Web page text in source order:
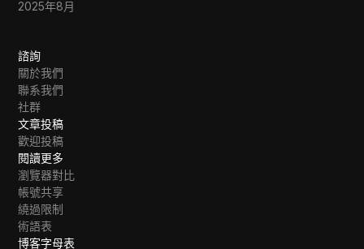
2025年8月
諮詢
關於我們
聯系我們
社群
文章投稿
歡迎投稿
閱讀更多
瀏覽器對比
帳號共享
繞過限制
術語表
博客字母表